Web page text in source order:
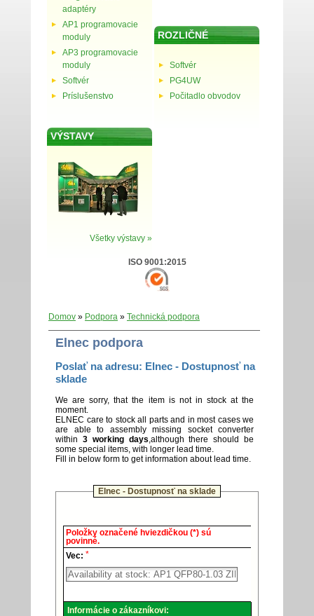
adaptéry
AP1 programovacie
moduly
AP3 programovacie
moduly
Softvér
Príslušenstvo
ROZLIČNÉ
Softvér
PG4UW
Počitadlo obvodov
VÝSTAVY
Všetky výstavy »
ISO 9001:2015
Domov » Podpora » Technická podpora
Elnec podpora
Poslať na adresu: Elnec - Dostupnosť na
sklade
We are sorry, that the item is not in stock at the
moment.
ELNEC care to stock all parts and in most cases we
are able to assembly missing socket converter
within 3 working days,although there should be
some special items, with longer lead time.
Fill in below form to get information about lead time.
Elnec - Dostupnosť na sklade
Elnec
Technická
podpora.
Položky označené hviezdičkou (*) sú
povinné.
Vec: *
Informácie o zákazníkovi: